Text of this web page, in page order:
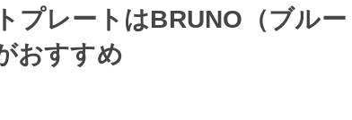
プレートはBRUNO（ブルー
おすすめ